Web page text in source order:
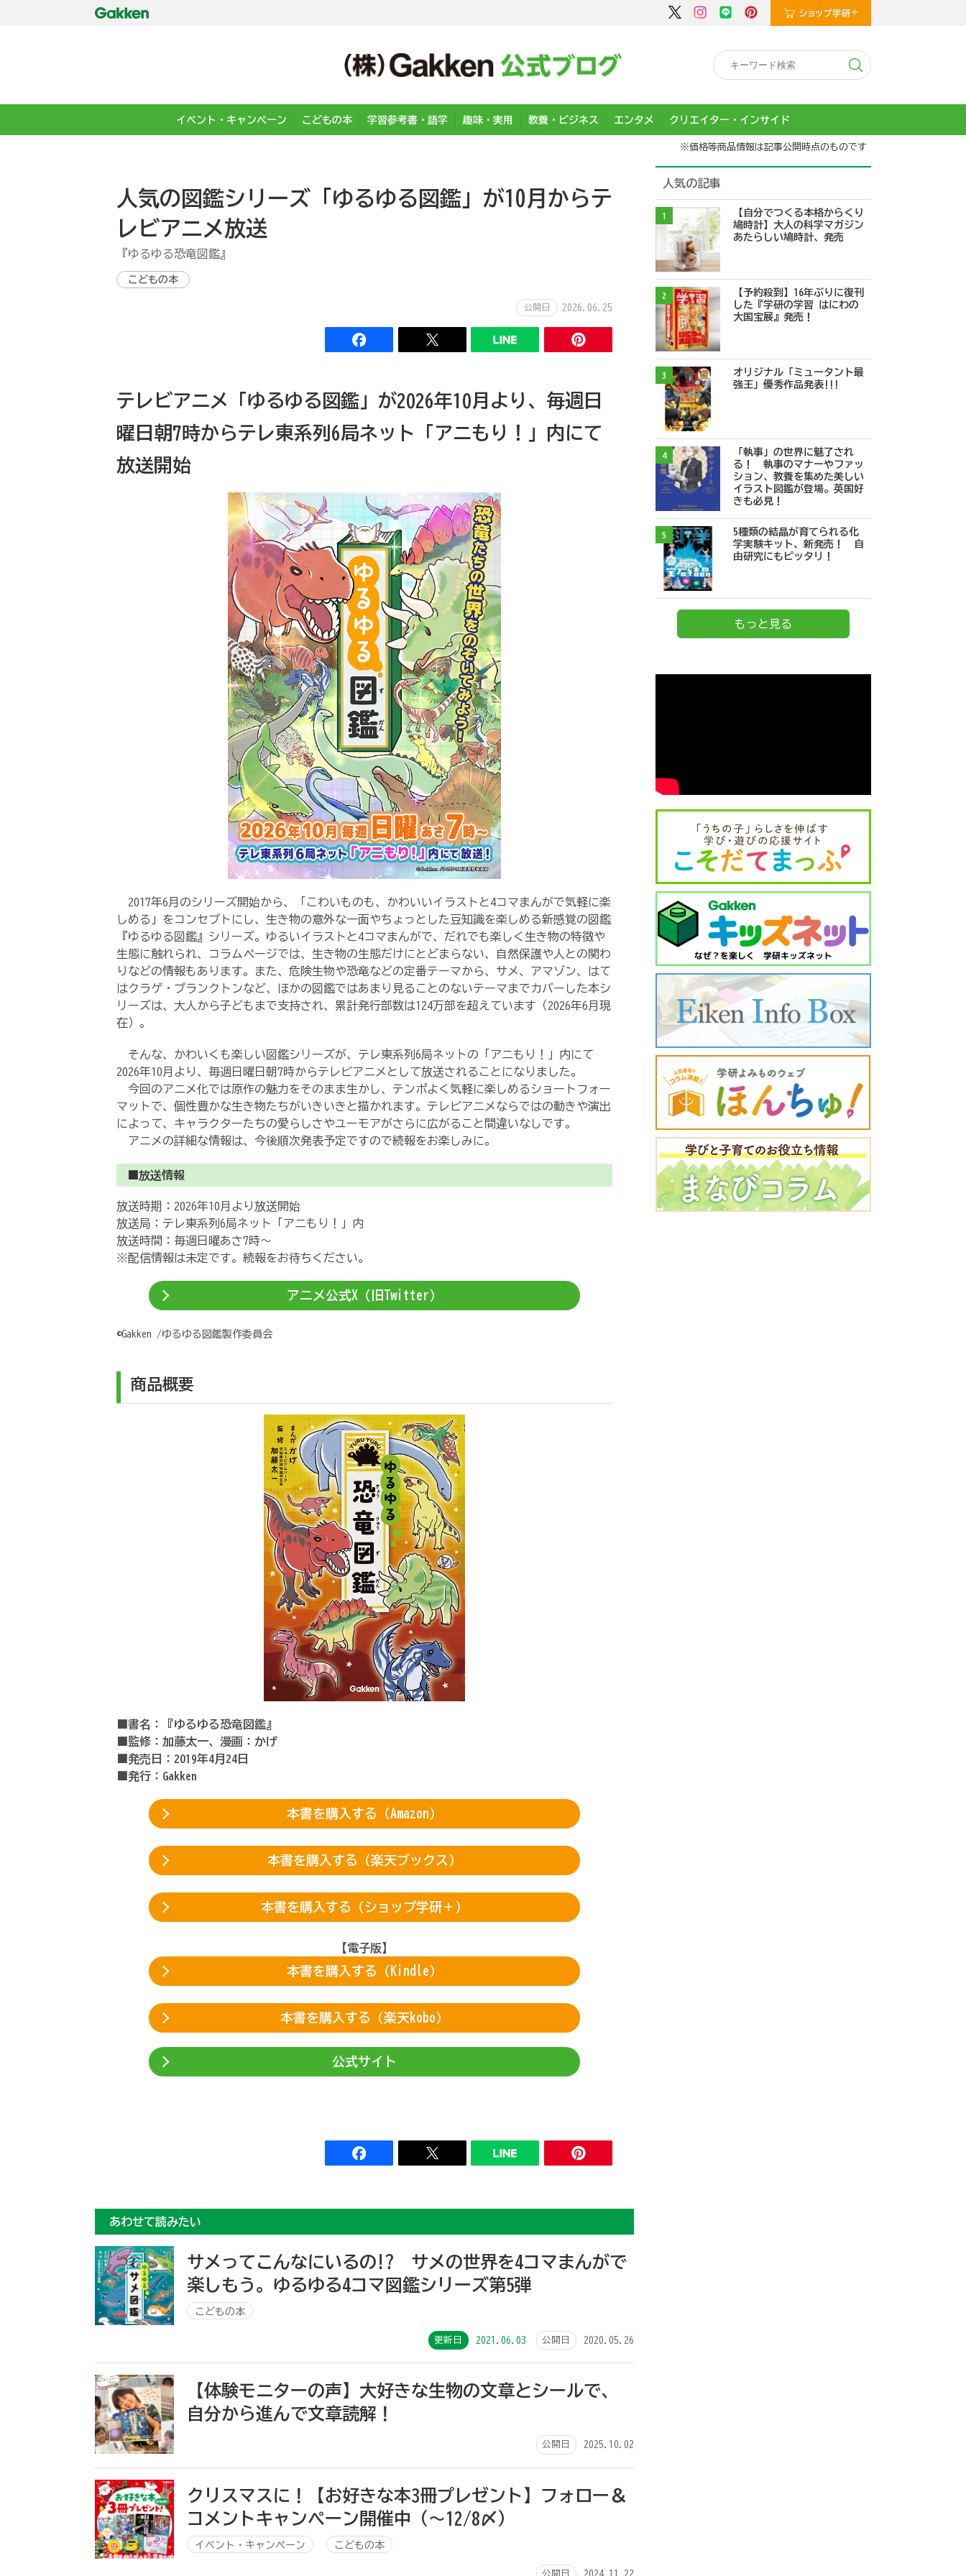
イベント・キャンペーン こどもの本 学習参考書・語学 趣味・実用 教養・ビジネス エンタメ クリエイター・インサイド
※価格等商品情報は記事公開時点のものです
人気の図鑑シリーズ「ゆるゆる図鑑」が10月からテ
レビアニメ放送
『ゆるゆる恐竜図鑑』
こどもの本
公開日 2026.06.25
テレビアニメ「ゆるゆる図鑑」が2026年10月より、毎週日
曜日朝7時からテレ東系列6局ネット「アニもり！」内にて
放送開始
2017年6月のシリーズ開始から、「こわいものも、かわいいイラストと4コマまんがで気軽に楽
しめる」をコンセプトにし、生き物の意外な一面やちょっとした豆知識を楽しめる新感覚の図鑑
『ゆるゆる図鑑』シリーズ。ゆるいイラストと4コマまんがで、だれでも楽しく生き物の特徴や
生態に触れられ、コラムページでは、生き物の生態だけにとどまらない、自然保護や人との関わ
りなどの情報もあります。また、危険生物や恐竜などの定番テーマから、サメ、アマゾン、はて
はクラゲ・プランクトンなど、ほかの図鑑ではあまり見ることのないテーマまでカバーした本シ
リーズは、大人から子どもまで支持され、累計発行部数は124万部を超えています（2026年6月現
在）。
そんな、かわいくも楽しい図鑑シリーズが、テレ東系列6局ネットの「アニもり！」内にて
2026年10月より、毎週日曜日朝7時からテレビアニメとして放送されることになりました。
今回のアニメ化では原作の魅力をそのまま生かし、テンポよく気軽に楽しめるショートフォー
マットで、個性豊かな生き物たちがいきいきと描かれます。テレビアニメならではの動きや演出
によって、キャラクターたちの愛らしさやユーモアがさらに広がること間違いなしです。
アニメの詳細な情報は、今後順次発表予定ですので続報をお楽しみに。
■放送情報
放送時期：2026年10月より放送開始
放送局：テレ東系列6局ネット「アニもり！」内
放送時間：毎週日曜あさ7時～
※配信情報は未定です。続報をお待ちください。
アニメ公式X（旧Twitter）
©Gakken /ゆるゆる図鑑製作委員会
商品概要
■書名：『ゆるゆる恐竜図鑑』
■監修：加藤太一、漫画：かげ
■発売日：2019年4月24日
■発行：Gakken
本書を購入する（Amazon）
本書を購入する（楽天ブックス）
本書を購入する（ショップ学研＋）
【電子版】
本書を購入する（Kindle）
本書を購入する（楽天kobo）
公式サイト
あわせて読みたい
サメってこんなにいるの!? サメの世界を4コマまんがで
楽しもう。ゆるゆる4コマ図鑑シリーズ第5弾
こどもの本
更新日 2021.06.03 公開日 2020.05.26
【体験モニターの声】大好きな生物の文章とシールで、
自分から進んで文章読解！
公開日 2025.10.02
クリスマスに！【お好きな本3冊プレゼント】フォロー＆
コメントキャンペーン開催中（～12/8〆）
イベント・キャンペーン こどもの本
公開日 2024.11.22
人気の記事
1
【自分でつくる本格からくり
鳩時計】大人の科学マガジン
あたらしい鳩時計、発売
2
【予約殺到】16年ぶりに復刊
した『学研の学習 はにわの
大国宝展』発売！
3
オリジナル「ミュータント最
強王」優秀作品発表!!!
4
「執事」の世界に魅了され
る！ 執事のマナーやファッ
ション、教養を集めた美しい
イラスト図鑑が登場。英国好
きも必見！
5
5種類の結晶が育てられる化
学実験キット、新発売！ 自
由研究にもピッタリ！
もっと見る